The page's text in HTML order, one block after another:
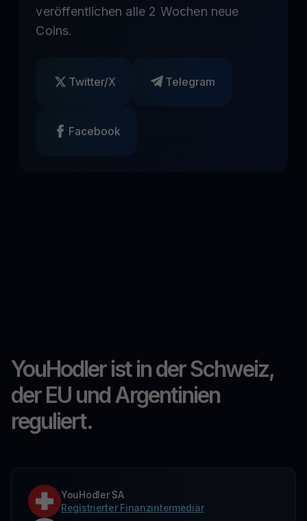
veröffentlichen alle 2 Wochen neue
Coins.
Twitter/X Telegram
Facebook
YouHodler ist in der Schweiz,
der EU und Argentinien
reguliert.
YouHodler SA
Registrierter Finanzintermediär